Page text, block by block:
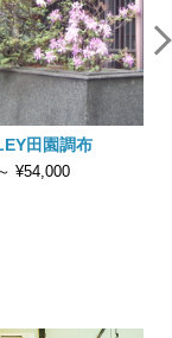
田園調布
¥54,000